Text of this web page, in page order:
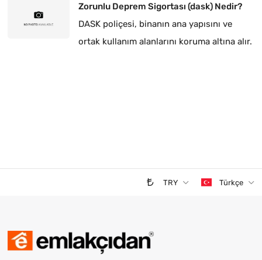
Zorunlu Deprem Sigortası (dask) Nedir?
DASK poliçesi, binanın ana yapısını ve
ortak kullanım alanlarını koruma altına alır.
TRY Türkçe